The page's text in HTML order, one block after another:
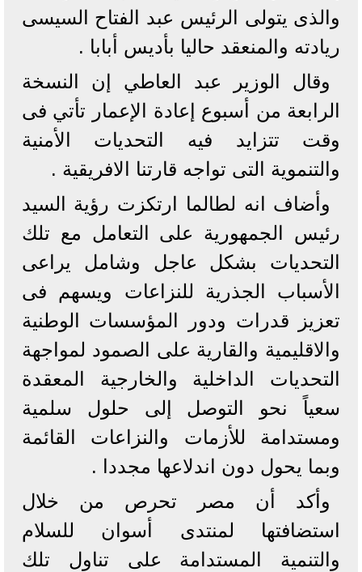
والذى يتولى الرئيس عبد الفتاح السيسى
ريادته والمنعقد حاليا بأديس أبابا .
وقال الوزير عبد العاطي إن النسخة
الرابعة من أسبوع إعادة الإعمار تأتي فى
وقت تتزايد فيه التحديات الأمنية
والتنموية التى تواجه قارتنا الافريقية .
وأضاف انه لطالما ارتكزت رؤية السيد
رئيس الجمهورية على التعامل مع تلك
التحديات بشكل عاجل وشامل يراعى
الأسباب الجذرية للنزاعات ويسهم فى
تعزيز قدرات ودور المؤسسات الوطنية
والاقليمية والقارية على الصمود لمواجهة
التحديات الداخلية والخارجية المعقدة
سعياً نحو التوصل إلى حلول سلمية
ومستدامة للأزمات والنزاعات القائمة
وبما يحول دون اندلاعها مجددا .
وأكد أن مصر تحرص من خلال
استضافتها لمنتدى أسوان للسلام
والتنمية المستدامة على تناول تلك